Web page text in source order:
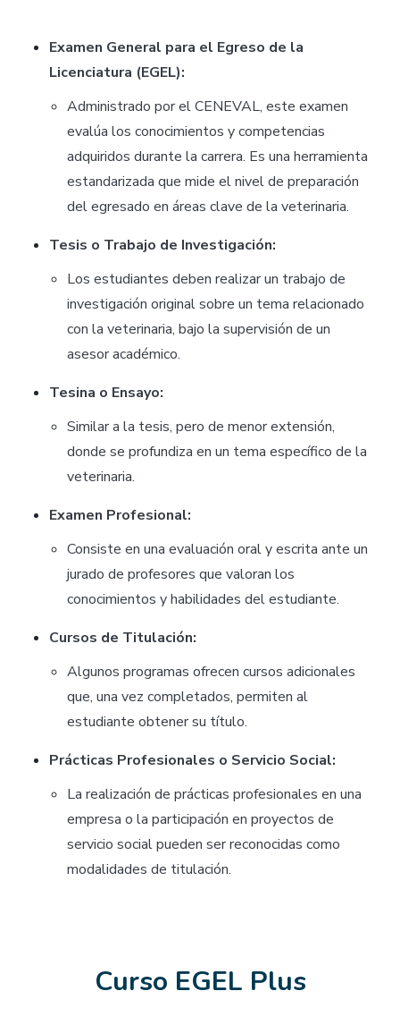
Examen General para el Egreso de la
Licenciatura (EGEL):
Administrado por el CENEVAL, este examen
evalúa los conocimientos y competencias
adquiridos durante la carrera. Es una herramienta
estandarizada que mide el nivel de preparación
del egresado en áreas clave de la veterinaria.
Tesis o Trabajo de Investigación:
Los estudiantes deben realizar un trabajo de
investigación original sobre un tema relacionado
con la veterinaria, bajo la supervisión de un
asesor académico.
Tesina o Ensayo:
Similar a la tesis, pero de menor extensión,
donde se profundiza en un tema específico de la
veterinaria.
Examen Profesional:
Consiste en una evaluación oral y escrita ante un
jurado de profesores que valoran los
conocimientos y habilidades del estudiante.
Cursos de Titulación:
Algunos programas ofrecen cursos adicionales
que, una vez completados, permiten al
estudiante obtener su título.
Prácticas Profesionales o Servicio Social:
La realización de prácticas profesionales en una
empresa o la participación en proyectos de
servicio social pueden ser reconocidas como
modalidades de titulación.
Curso EGEL Plus